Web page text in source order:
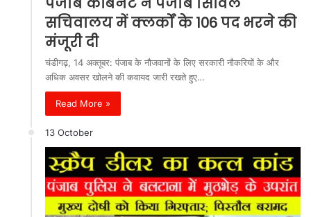
सचिवालय में क्लर्कों के 106 पद भरने की
मंजूरी दी
चंडीगढ़, 14 अक्तूबर: पंजाब के नौजवानों के लिए सरकारी नौकरियों के और
अधिक अवसर खोलने की कवायद जारी रखते हुए…
Read More »
13 October